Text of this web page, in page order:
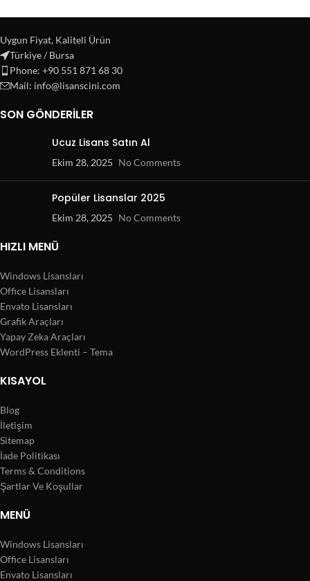
Uygun Fiyat, Kaliteli Ürün
Türkiye / Bursa
Phone: +90 551 871 68 30
Mail: info@lisanscini.com
SON GÖNDERILER
Ucuz Lisans Satın Al
Ekim 28, 2025 No Comments
Popüler Lisanslar 2025
Ekim 28, 2025 No Comments
HIZLI MENÜ
Windows Lisansları
Office Lisansları
Envato Lisansları
Grafik Araçları
Yapay Zeka Araçları
WordPress Eklenti – Tema
KISAYOL
Blog
İletişim
Sitemap
İade Politikası
Terms & Conditions
Şartlar Ve Koşullar
MENÜ
Windows Lisansları
Office Lisansları
Envato Lisansları